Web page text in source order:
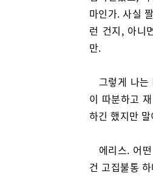
마인가. 사실
런 건지, 아니
만.
그렇게 나
이 따분하고
하긴 했지만
에리스. 어
건 고집불통